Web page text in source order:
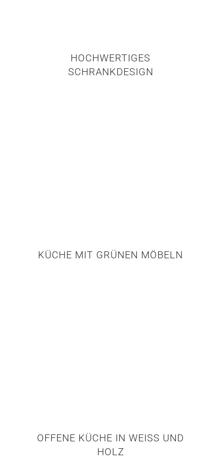
HOCHWERTIGES
SCHRANKDESIGN
KÜCHE MIT GRÜNEN MÖBELN
OFFENE KÜCHE IN WEISS UND H
OLZ